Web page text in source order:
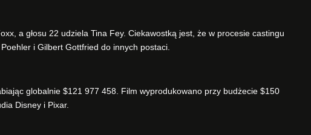
a głosu 22 udziela Tina Fey. Ciekawostką jest, że w procesie castingu
i Gilbert Gottfried do innych postaci.
globalnie $121 977 458. Film wyprodukowano przy budżecie $150
Disney i Pixar.